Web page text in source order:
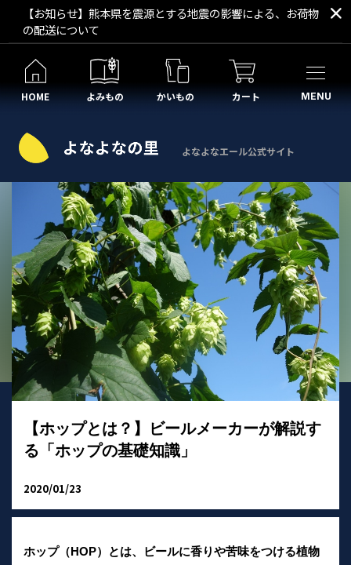
【お知らせ】熊本県を震源とする地震の影響による、お荷物
の配送について
HOME よみもの かいもの カート MENU
よなよなエール公式サイト
【ホップとは？】ビールメーカーが解説す
る「ホップの基礎知識」
2020/01/23
ホップ（HOP）とは、ビールに香りや苦味をつける植物